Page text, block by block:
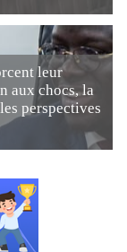
leur
aux chocs, la
perspectives